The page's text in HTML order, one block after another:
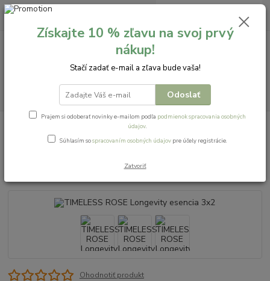
+421 911 621 828 0,00 EUR
TIMELESS ROSE Longevity esencia 3x2
TIMELESS ROSE Longevity
Ohodnotiť produkt
Získajte 10 % zľavu na svoj prvý
nákup!
Stačí zadať e-mail a zľava bude vaša!
Odoslať
Prajem si odoberať novinky e-mailom podľa podmienok spracovania osobných
údajov.
Súhlasím sospracovaním osobných údajov pre účely registrácie.
Zatvoriť